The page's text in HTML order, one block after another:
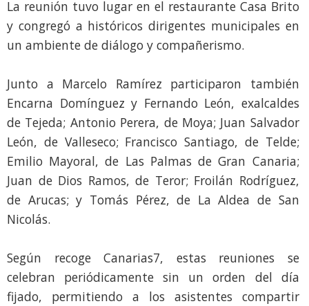
La reunión tuvo lugar en el restaurante Casa Brito
y congregó a históricos dirigentes municipales en
un ambiente de diálogo y compañerismo.
Junto a Marcelo Ramírez participaron también
Encarna Domínguez y Fernando León, exalcaldes
de Tejeda; Antonio Perera, de Moya; Juan Salvador
León, de Valleseco; Francisco Santiago, de Telde;
Emilio Mayoral, de Las Palmas de Gran Canaria;
Juan de Dios Ramos, de Teror; Froilán Rodríguez,
de Arucas; y Tomás Pérez, de La Aldea de San
Nicolás.
Según recoge Canarias7, estas reuniones se
celebran periódicamente sin un orden del día
fijado, permitiendo a los asistentes compartir